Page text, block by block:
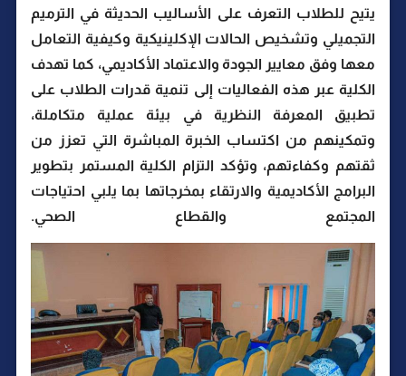
يتيح للطلاب التعرف على الأساليب الحديثة في الترميم
التجميلي وتشخيص الحالات الإكلينيكية وكيفية التعامل
معها وفق معايير الجودة والاعتماد الأكاديمي، كما تهدف
الكلية عبر هذه الفعاليات إلى تنمية قدرات الطلاب على
تطبيق المعرفة النظرية في بيئة عملية متكاملة،
وتمكينهم من اكتساب الخبرة المباشرة التي تعزز من
ثقتهم وكفاءتهم، وتؤكد التزام الكلية المستمر بتطوير
البرامج الأكاديمية والارتقاء بمخرجاتها بما يلبي احتياجات
المجتمع والقطاع الصحي.